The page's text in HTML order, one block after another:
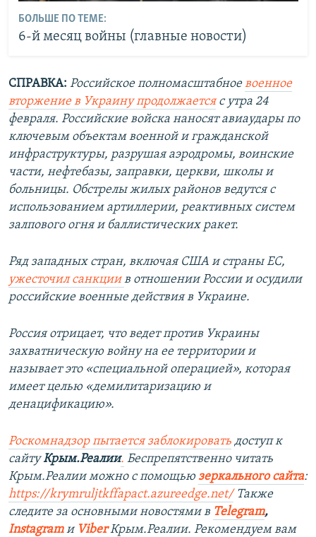
БОЛЬШЕ ПО ТЕМЕ:
6-й месяц войны (главные новости)
СПРАВКА: Российское полномасштабноевоенное
вторжение в Украину продолжаетсяс утра 24
февраля. Российские войска наносят авиаудары по
ключевым объектам военной и гражданской
инфраструктуры, разрушая аэродромы, воинские
части, нефтебазы, заправки, церкви, школы и
больницы. Обстрелы жилых районов ведутся с
использованием артиллерии, реактивных систем
залпового огня и баллистических ракет.
Ряд западных стран, включая США и страны ЕС,
ужесточил санкциив отношении России и осудили
российские военные действия в Украине.
Россия отрицает, что ведет против Украины
захватническую войну на ее территории и
называет это «специальной операцией», которая
имеет целью «демилитаризацию и
денацификацию».
Роскомнадзор пытается заблокировать доступ к
сайтуКрым.Реалии. Беспрепятственно читать
Крым.Реалии можно с помощью зеркального сайта:
https://krymruljtkffapact.azureedge.net/ Также
следите за основными новостями в Telegram,
Instagram и ViberКрым.Реалии. Рекомендуем вам